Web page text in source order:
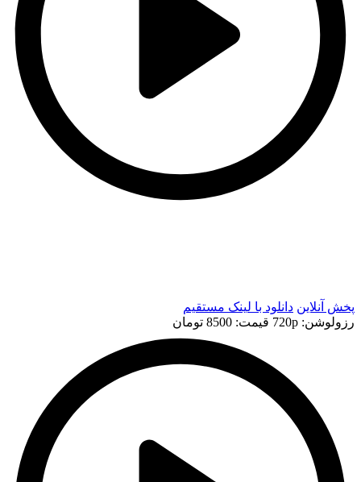
پخش آنلاین دانلود با لينک مستقيم
رزولوشن: 720p
قيمت: 8500 تومان